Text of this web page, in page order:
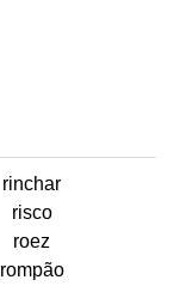
rinchar
risco
roez
rompão